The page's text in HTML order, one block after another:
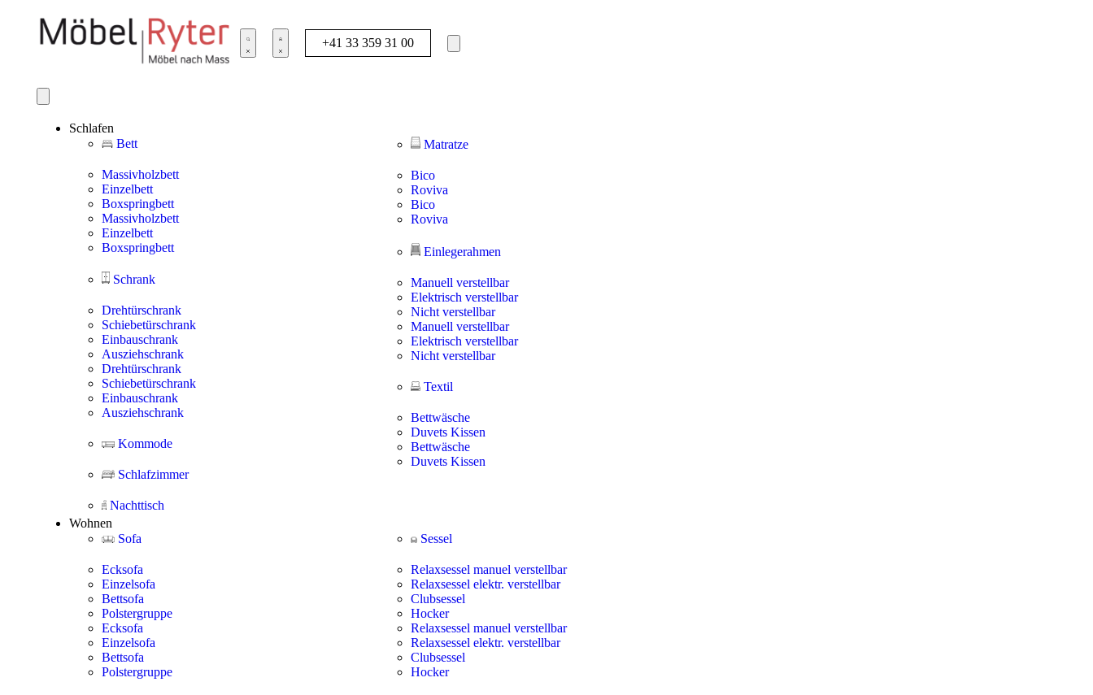
+41 33 359 31 00
Schlafen
Bett
Massivholzbett
Einzelbett
Boxspringbett
Massivholzbett
Einzelbett
Boxspringbett
Schrank
Drehtürschrank
Schiebetürschrank
Einbauschrank
Ausziehschrank
Drehtürschrank
Schiebetürschrank
Einbauschrank
Ausziehschrank
Kommode
Schlafzimmer
Nachttisch
Matratze
Bico
Roviva
Bico
Roviva
Einlegerahmen
Manuell verstellbar
Elektrisch verstellbar
Nicht verstellbar
Manuell verstellbar
Elektrisch verstellbar
Nicht verstellbar
Textil
Bettwäsche
Duvets Kissen
Bettwäsche
Duvets Kissen
Wohnen
Sofa
Ecksofa
Einzelsofa
Bettsofa
Polstergruppe
Ecksofa
Einzelsofa
Bettsofa
Polstergruppe
Sessel
Relaxsessel manuel verstellbar
Relaxsessel elektr. verstellbar
Clubsessel
Hocker
Relaxsessel manuel verstellbar
Relaxsessel elektr. verstellbar
Clubsessel
Hocker